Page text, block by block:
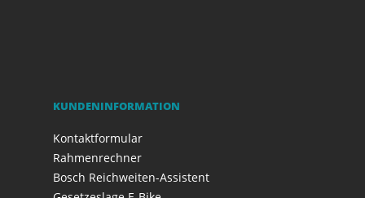
KUNDENINFORMATION
Kontaktformular
Rahmenrechner
Bosch Reichweiten-Assistent